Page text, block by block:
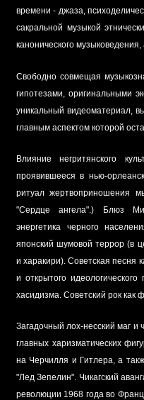
времени - джаза,
сакральной музыкой
канонического
Свободно совмещая
гипотезами, оригинальными
уникальный видеоматериал,
главным аспектом которой
Влияние негритянского
проявившееся в нью-
ритуал жертвоприношения
"Сердце ангела".) Блюз
энергетика черного
японский шумовой террор (в
и харакири). Советская песня
и открытого
хасидизма. Советский рок как
Загадочный лох-несский маг и
главных харизматических
на Черчилля и Гитлера, а
"Лед Зепелин". Чикагский
революции 1968 года во